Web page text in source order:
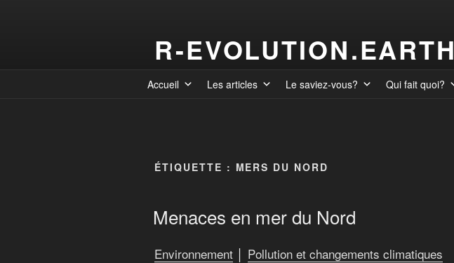
R-EVOLUTION.EARTH
Accueil Les articles Le saviez-vous? Qui fait quoi?
ÉTIQUETTE : MERS DU NORD
Menaces en mer du Nord
Environnement │ Pollution et changements climatiques